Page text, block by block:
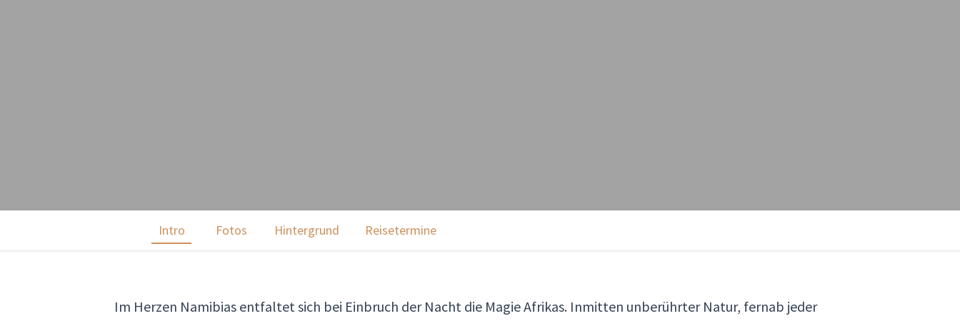
Intro Fotos Hintergrund Reisetermine
Im Herzen Namibias entfaltet sich bei Einbruch der Nacht die Magie Afrikas. Inmitten unberührter Natur, fernab jeder